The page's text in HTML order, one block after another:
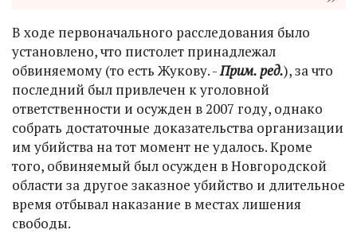
В ходе первоначального расследования было
установлено, что пистолет принадлежал
обвиняемому (то есть Жукову. -Прим. ред.), за что
последний был привлечен к уголовной
ответственности и осужден в 2007 году, однако
собрать достаточные доказательства организации
им убийства на тот момент не удалось. Кроме
того, обвиняемый был осужден в Новгородской
области за другое заказное убийство и длительное
время отбывал наказание в местах лишения
свободы.